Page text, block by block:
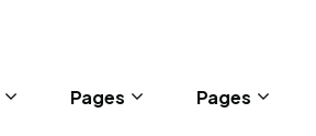
Pages Pages